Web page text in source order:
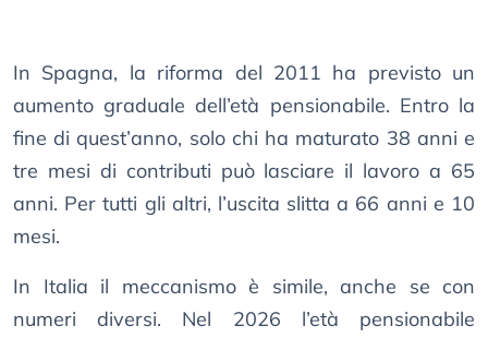
In Spagna, la riforma del 2011 ha previsto un
aumento graduale dell’età pensionabile. Entro la
fine di quest’anno, solo chi ha maturato 38 anni e
tre mesi di contributi può lasciare il lavoro a 65
anni. Per tutti gli altri, l’uscita slitta a 66 anni e 10
mesi.
In Italia il meccanismo è simile, anche se con
numeri diversi. Nel 2026 l’età pensionabile